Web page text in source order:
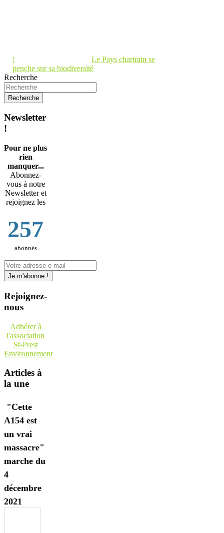
!
Le Pays chartrain se
penche sur sa biodiversité
Recherche
Newsletter
!
Pour ne plus
rien
manquer...
Abonnez-
vous à notre
Newsletter et
rejoignez les
257
abonnés
Rejoignez-
nous
Adhérer à
l'association
St-Prest
Environnement
Articles à
la une
"Cette
A154 est
un vrai
massacre"
marche du
4
décembre
2021